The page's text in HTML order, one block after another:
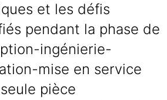
et les défis
pendant la phase de
ingénierie-
mise en service
pièce